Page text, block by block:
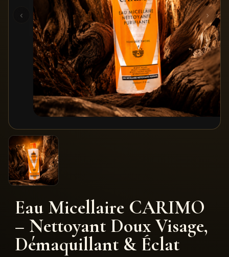
‹ ›
Eau Micellaire CARIMO
– Nettoyant Doux Visage,
Démaquillant & Éclat